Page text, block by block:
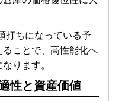
打ちになっている予
ことで、高性能化へ
ります。
性と資産価値